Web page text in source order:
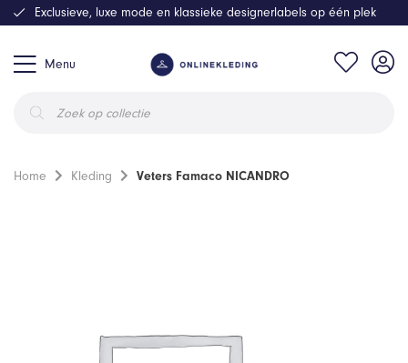
Menu
zoeken
Exclusieve, luxe mode en klassieke designerlabels op één plek
Home Kleding Veters Famaco NICANDRO